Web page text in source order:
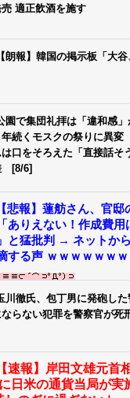
適正飲酒を施す
【朗報】韓国の掲示板「大
園で集団礼拝は「違和感
年続くモスクの祭りに異
口をそろえた「直接話そ
[8/6]
【悲報】蓮舫さん、官
ありえない！作成費用
と猛批判 → ネットか
する声 ｗｗｗｗｗｗｗ
川徹氏、包丁男に発砲し
ならない犯罪を警察官が死
【速報】岸田文雄元首
日米の通貨当局が実